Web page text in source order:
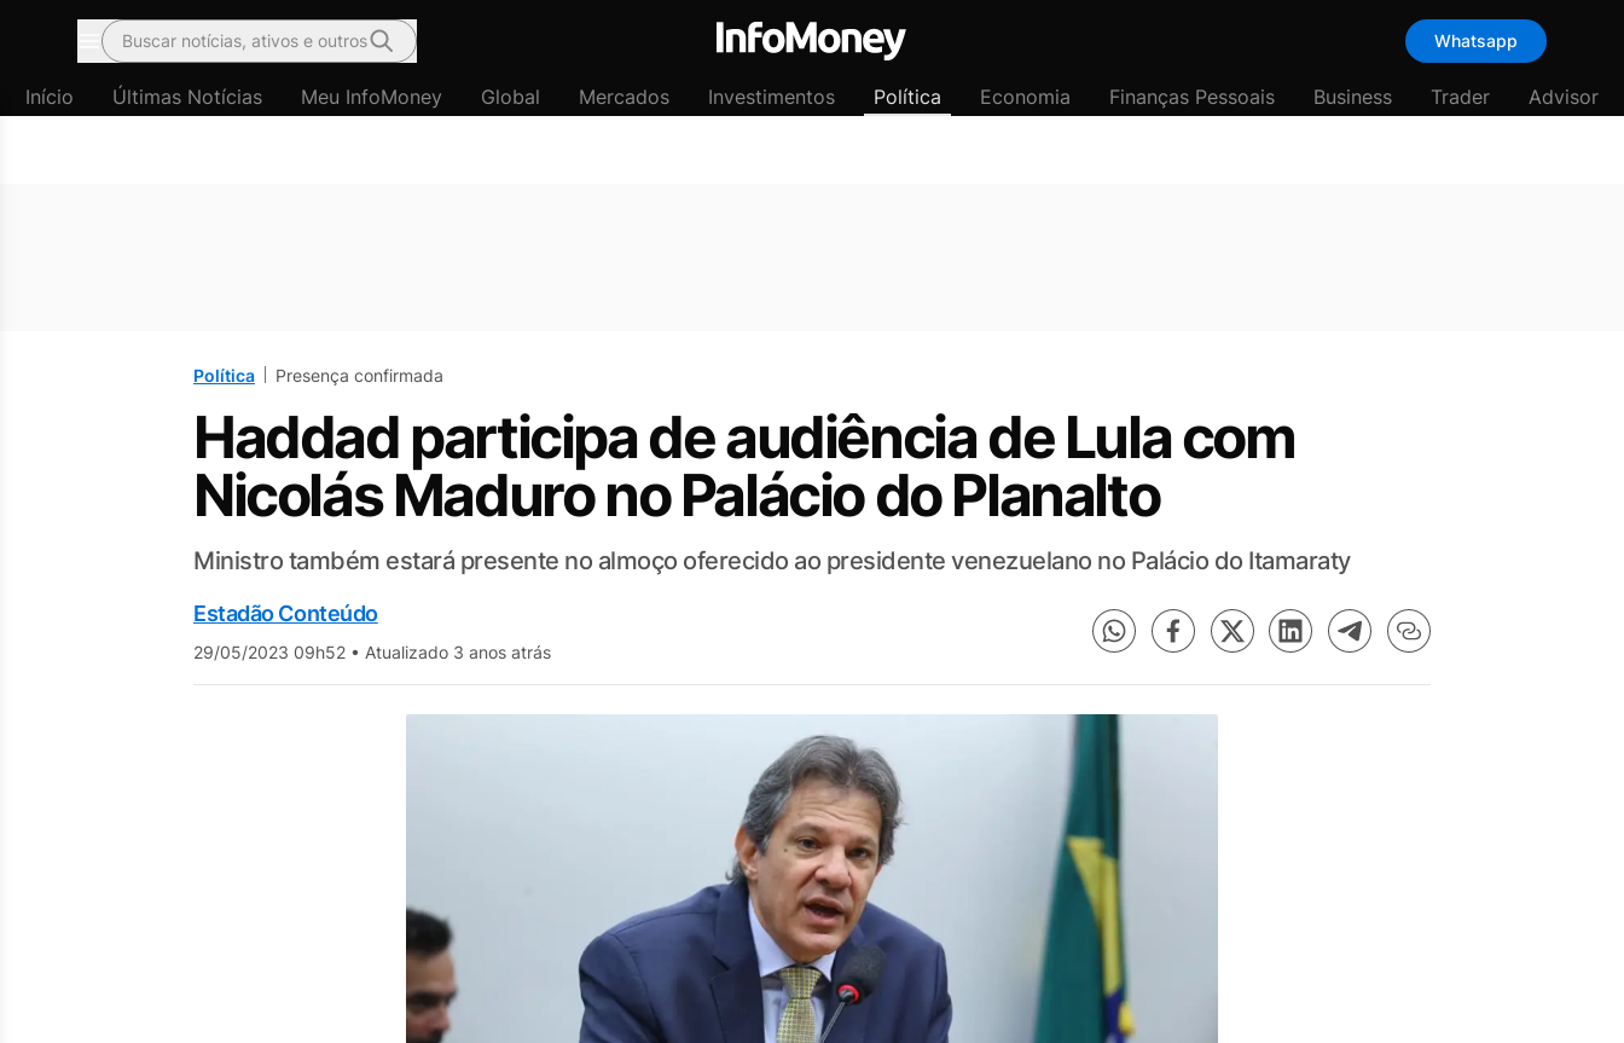
Menu
Buscar notícias, ativos e outros Whatsapp
Início Últimas Notícias Meu InfoMoney Global Mercados Investimentos Política Economia Finanças Pessoais Business Trader Advisor
Política Presença confirmada
Haddad participa de audiência de Lula com
Nicolás Maduro no Palácio do Planalto
Ministro também estará presente no almoço oferecido ao presidente venezuelano no Palácio do Itamaraty
Estadão Conteúdo
29/05/2023 09h52 • Atualizado 3 anos atrás